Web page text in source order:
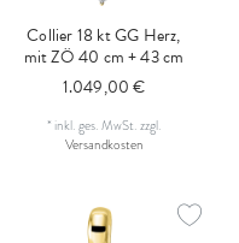
Collier 18 kt GG Herz,
mit ZÖ 40 cm + 43 cm
1.049,00 €
* inkl. ges. MwSt.zzgl.
Versandkosten